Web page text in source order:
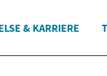
& KARRIERE